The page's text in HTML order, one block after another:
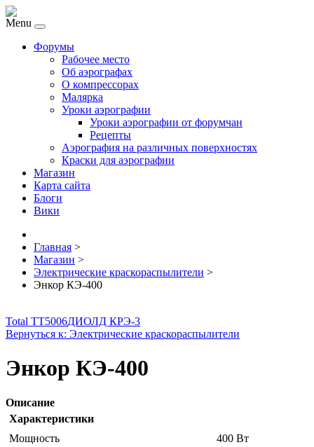
Menu
Форумы
Рабочее место
Об аэрографах
О компрессорах
Малярка
Уроки аэрографии
Уроки аэрографии от форумчан
Рецепты
Аэрография на различных поверхностях
Краски для аэрографии
Магазин
Карта сайта
Блоги
Вики
Главная >
Магазин >
Электрические краскораспылители >
Энкор КЭ-400
Total TT5006ДИОЛД КРЭ-3
Вернуться к: Электрические краскораспылители
Энкор КЭ-400
Описание
Характеристики
Мощность
400 Вт